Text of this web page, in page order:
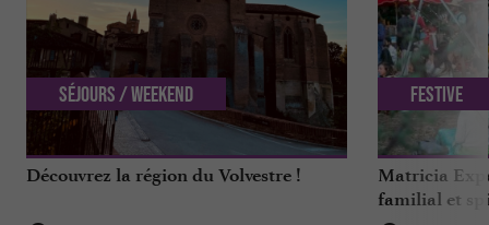
Découvrez la région du Volvestre !
Séjours / Weekend
Matricia
familial et
Festive